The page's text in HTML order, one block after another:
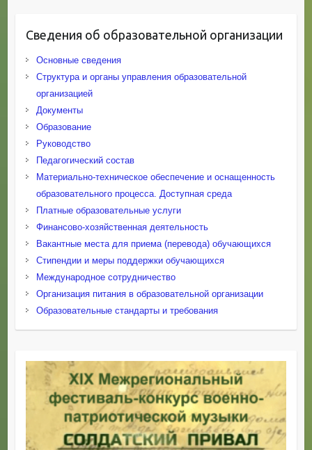
Сведения об образовательной организации
Основные сведения
Структура и органы управления образовательной
организацией
Документы
Образование
Руководство
Педагогический состав
Материально-техническое обеспечение и оснащенность
образовательного процесса. Доступная среда
Платные образовательные услуги
Финансово-хозяйственная деятельность
Вакантные места для приема (перевода) обучающихся
Стипендии и меры поддержки обучающихся
Международное сотрудничество
Организация питания в образовательной организации
Образовательные стандарты и требования